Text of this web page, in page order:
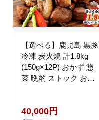
【選べる】鹿児島 黒豚
冷凍 炭火焼 計1.8kg
(150g×12P) おかず 惣
菜 晩酌 ストック おつ
40,000円